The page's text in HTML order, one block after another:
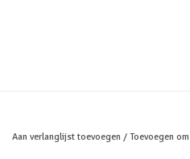
Aan verlanglijst toevoegen / Toevoegen